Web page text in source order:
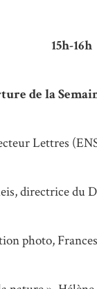
15h-16h
de la
Lettres
directrice du
photo,